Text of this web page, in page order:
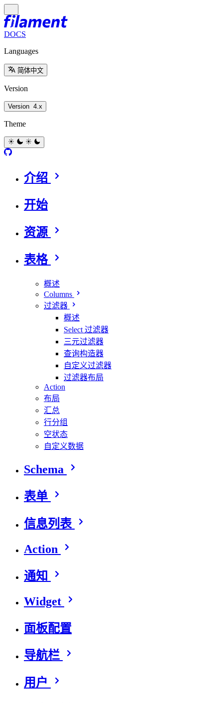
DOCS
Languages
简体中文
Version
Version 4.x
Theme
介绍
开始
资源
表格
概述
Columns
过滤器
概述
Select 过滤器
三元过滤器
查询构造器
自定义过滤器
过滤器布局
Action
布局
汇总
行分组
空状态
自定义数据
Schema
表单
信息列表
Action
通知
Widget
面板配置
导航栏
用户